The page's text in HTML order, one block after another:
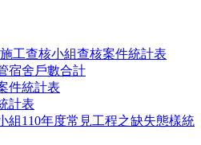
工查核小組查核案件統計表
宿舍戶數合計
件統計表
計表
組110年度常見工程之缺失態樣統